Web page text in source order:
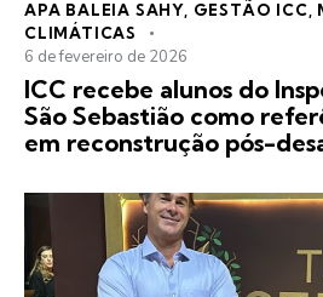
APA BALEIA SAHY, GESTÃO ICC,
CLIMÁTICAS
6 de fevereiro de 2026
ICC recebe alunos do
São Sebastião como
em reconstrução pós-